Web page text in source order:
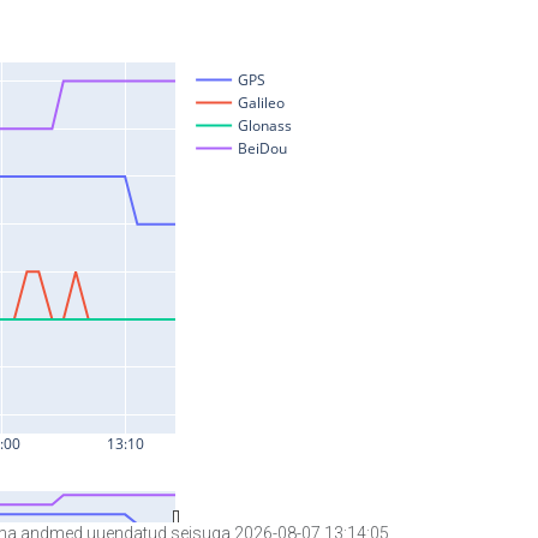
andmed uuendatud seisuga 2026-08-07 13:14:05